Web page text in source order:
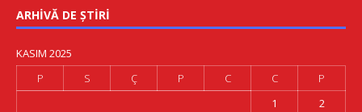
ARHIVĂ DE ȘTIRI
KASIM 2025
P
S Ç P C C
P
1
2